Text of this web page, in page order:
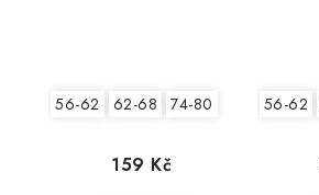
56-62 62-68 74-80
159 Kč
56-62